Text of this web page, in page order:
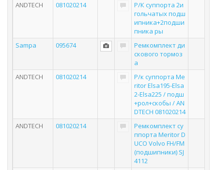
ANDTECH
081020214
Р/К суппорта 2и
гольчатых подш
ипника+2подши
пника ры
Sampa
095674
Ремкомплект ди
скового тормоз
а
ANDTECH
081020214
Р/к суппорта Me
ritor Elsa195-Elsa
2-Elsa225 / подш
+рол+скобы / AN
DTECH 081020214
ANDTECH
081020214
Ремкомплект су
ппорта Meritor D
UCO Volvo FH/FM
(подшипники) SJ
4112